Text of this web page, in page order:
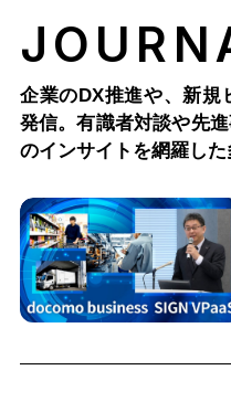
企業のDX推進や、新規
発信。有識者対談や先
のインサイトを網羅した